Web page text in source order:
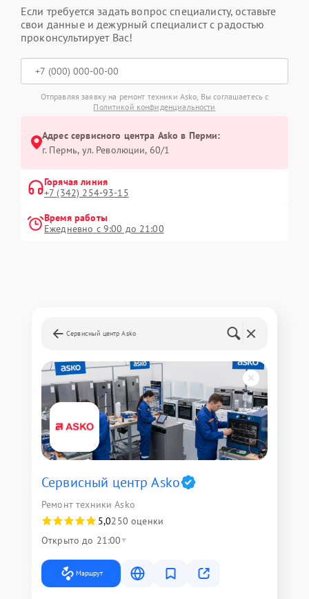
Если требуется задать вопрос специалисту, оставьте
свои данные и дежурный специалист с радостью
проконсультирует Вас!
Отправляя заявку на ремонт техники Asko, Вы соглашаетесь с
Политикой конфиденциальности
Адрес сервисного центра Asko в Перми:
г. Пермь, ул. ​Революции, 60/1
Горячая линия
+7 (342) 254-93-15
Время работы
Ежедневно с 9:00 до 21:00
Сервисный центр Asko
Сервисный центр Asko
Ремонт техники Asko
5,0250 оценки
Открыто до 21:00
Маршрут